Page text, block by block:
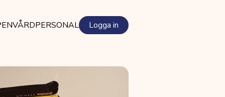
VÅRDPERSONAL Logga in